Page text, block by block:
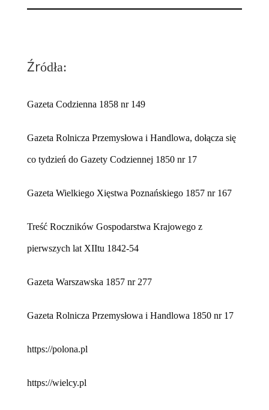
Źródła:
Gazeta Codzienna 1858 nr 149
Gazeta Rolnicza Przemysłowa i Handlowa, dołącza się
co tydzień do Gazety Codziennej 1850 nr 17
Gazeta Wielkiego Xięstwa Poznańskiego 1857 nr 167
Treść Roczników Gospodarstwa Krajowego z
pierwszych lat XIItu 1842-54
Gazeta Warszawska 1857 nr 277
Gazeta Rolnicza Przemysłowa i Handlowa 1850 nr 17
https://polona.pl
https://wielcy.pl